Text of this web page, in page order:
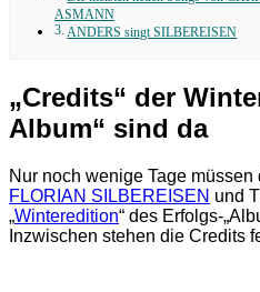
ASMANN
ANDERS singt SILBEREISEN
„Credits“ der
Album“ sind da
Nur noch wenige Tage
FLORIAN SILBEREISEN und
„Winteredition“ des Erfolgs-
Inzwischen stehen die Credits